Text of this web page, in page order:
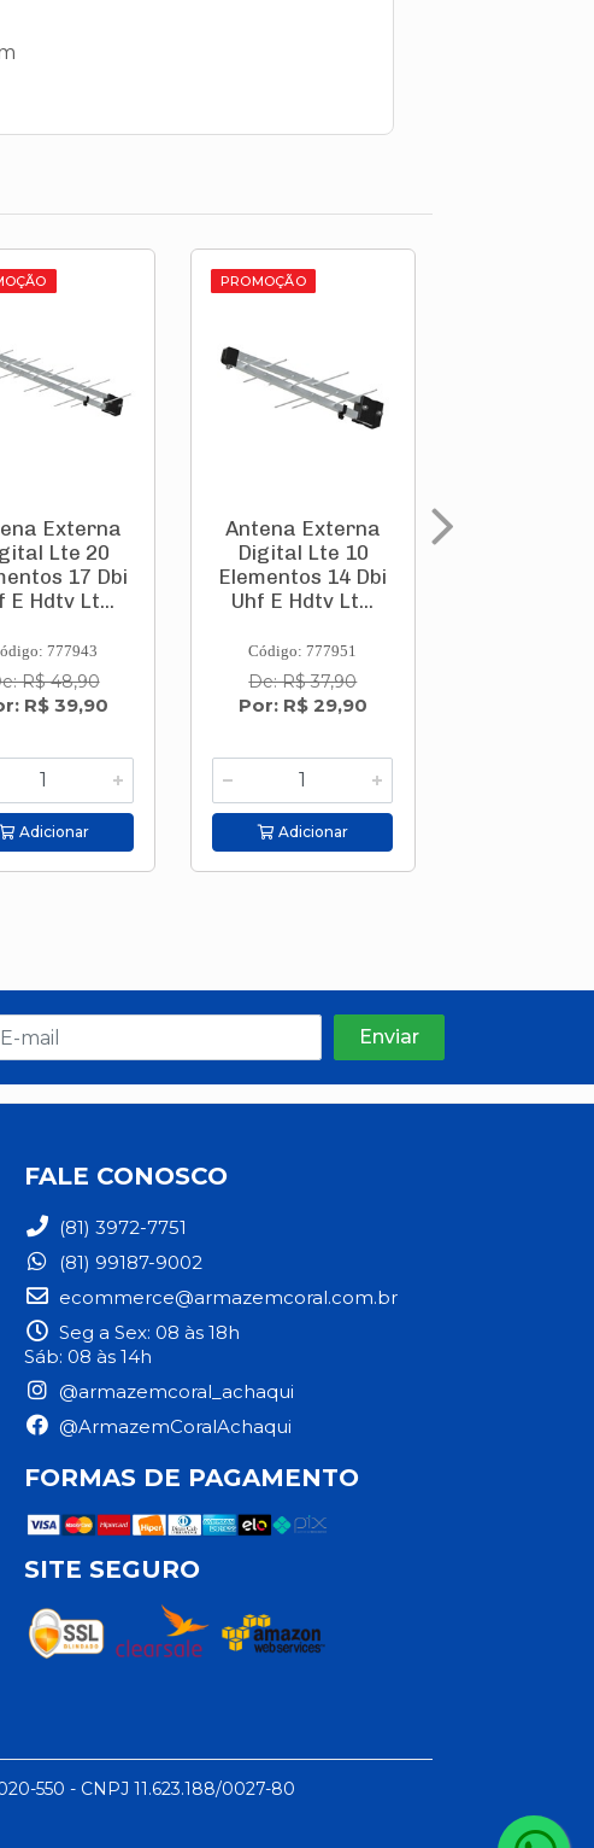
Externa
Lte 20
17 Dbi
E Hdtv Lt...
777943
R$ 48,90
R$ 39,90
Adicionar
PROMOÇÃO
Antena Externa
Digital Lte 10
Elementos 14 Dbi
Uhf E Hdtv Lt...
Código: 777951
De: R$ 37,90
Por: R$ 29,90
Adicionar
FALE CONOSCO
(81) 3972-7751
(81) 99187-9002
ecommerce@armazemcoral.com.br
Seg a Sex: 08 às 18h
Sáb: 08 às 14h
@armazemcoral_achaqui
@ArmazemCoralAchaqui
FORMAS DE PAGAMENTO
SITE SEGURO
550 - CNPJ 11.623.188/0027-80